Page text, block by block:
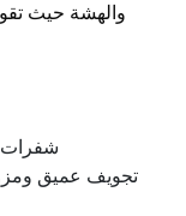
والهشة حيث
شفرات
تجويف عميق